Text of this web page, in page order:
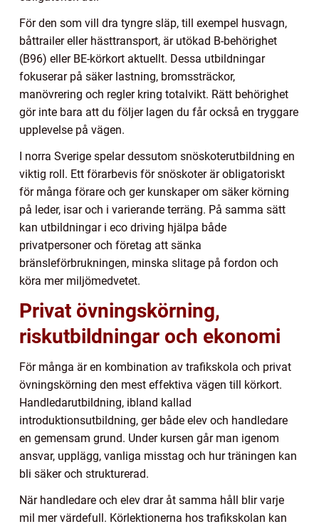
För den som vill dra tyngre släp, till exempel husvagn,
båttrailer eller hästtransport, är utökad B-behörighet
(B96) eller BE-körkort aktuellt. Dessa utbildningar
fokuserar på säker lastning, bromssträckor,
manövrering och regler kring totalvikt. Rätt behörighet
gör inte bara att du följer lagen du får också en tryggare
upplevelse på vägen.
I norra Sverige spelar dessutom snöskoterutbildning en
viktig roll. Ett förarbevis för snöskoter är obligatoriskt
för många förare och ger kunskaper om säker körning
på leder, isar och i varierande terräng. På samma sätt
kan utbildningar i eco driving hjälpa både
privatpersoner och företag att sänka
bränsleförbrukningen, minska slitage på fordon och
köra mer miljömedvetet.
Privat övningskörning,
riskutbildningar och ekonomi
För många är en kombination av trafikskola och privat
övningskörning den mest effektiva vägen till körkort.
Handledarutbildning, ibland kallad
introduktionsutbildning, ger både elev och handledare
en gemensam grund. Under kursen går man igenom
ansvar, upplägg, vanliga misstag och hur träningen kan
bli säker och strukturerad.
När handledare och elev drar åt samma håll blir varje
mil mer värdefull. Körlektionerna hos trafikskolan kan